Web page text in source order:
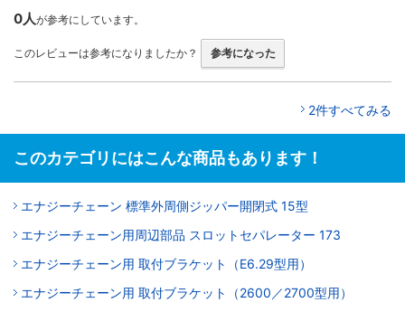
0人が参考にしています。
このレビューは参考になりましたか？ 参考になった
2件すべてみる
このカテゴリにはこんな商品もあります！
エナジーチェーン 標準外周側ジッパー開閉式 15型
エナジーチェーン用周辺部品 スロットセパレーター 173
エナジーチェーン用 取付ブラケット（E6.29型用）
エナジーチェーン用 取付ブラケット（2600／2700型用）